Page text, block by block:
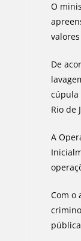
O
De
cúpula
Rio de
A
Com o